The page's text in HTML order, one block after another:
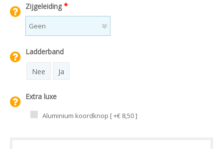
Zijgeleiding*
Ladderband
Nee Ja
Extra luxe
Aluminium koordknop [ +€ 8,50 ]